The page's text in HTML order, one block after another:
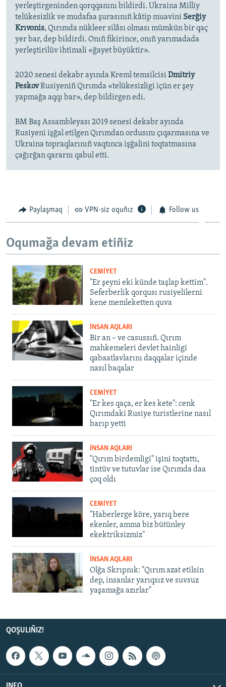
yerleştirgeninden qorqqanını bildirdi. Ukraina Milliy
telükesizlik ve mudafaa şurasınıñ kâtip muavini Serğiy
Krıvonis, Qırımda nükleer silâsı olması mümkün bir qaç
yer bar, dep bildirdi. Onıñ fikirince, onıñ yarımadada
yerleştirilüv ihtimali «ğayet büyüktir».
2020 senesi dekabr ayında Kreml temsilcisi Dmitriy
PeskovRusiyeniñ Qırımda «telükesizligi içün er şey
yapmağa aqqı bar», dep bildirgen edi.
BM Baş Assambleyası 2019 senesi dekabr ayında
Rusiyeni işğal etilgen Qırımdan ordusını çıqarmasına ve
Ukraina topraqlarınıñ vaqtınca işğalini toqtatmasına
çağırğan qararnı qabul etti.
Paylaşmaq VPN-siz oquñız Follow us
Oqumağa devam etiñiz
CEMİYET
"Er şeyni eki künde taşlap kettim".
Seferberlik qorqusı rusiyelilerni
kene memleketten quva
İNSAN AQLARI
Bir an – ve casussıñ. Qırım
mahkemeleri devlet hainligi
qabaatlavlarını daqqalar içinde
nasıl baqalar
CEMİYET
"Er kes qaça, er kes kete": cenk
Qırımdaki Rusiye turistlerine nasıl
barıp yetti
İNSAN AQLARI
"Qırım birdemligi" işini toqtattı,
tintüv ve tutuvlar ise Qırımda daa
çoq oldı
CEMİYET
"Haberlerge köre, yarıq bere
ekenler, amma biz bütünley
ekektriksizmiz"
İNSAN AQLARI
Olğa Skrıpnık: "Qırım azat etilsin
dep, insanlar yarıqsız ve suvsuz
yaşamağa azırlar"
QOŞULIÑIZ!